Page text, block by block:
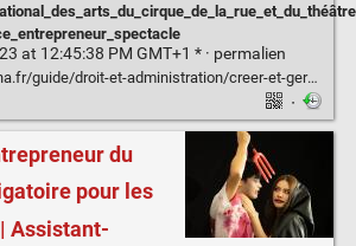
at 12:45:38 PM GMT+1 * · permalien
creer-et-gerer-sa-compagnie/declaration-dactivite-dentrepreneur-de-spectacles-vivants
·
du
pour les
Assistant-